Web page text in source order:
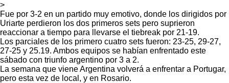
>
Fue por 3-2 en un partido muy emotivo, donde los dirigidos por
Uriarte perdieron los dos primeros sets pero suprieron
reaccionar a tiempo para llevarse el tiebreak por 21-19.
Los parciales de los primero cuatro sets fueron: 23-25, 29-27,
27-25 y 25.19. Ambos equipos se habían enfrentado este
sábado con triunfo argentino por 3 a 2.
La semana que viene Argentina volverá a enfrentar a Portugar,
pero esta vez de local, y en Rosario.